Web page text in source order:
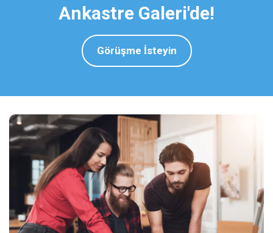
Ankastre Galeri'de!
Görüşme İsteyin